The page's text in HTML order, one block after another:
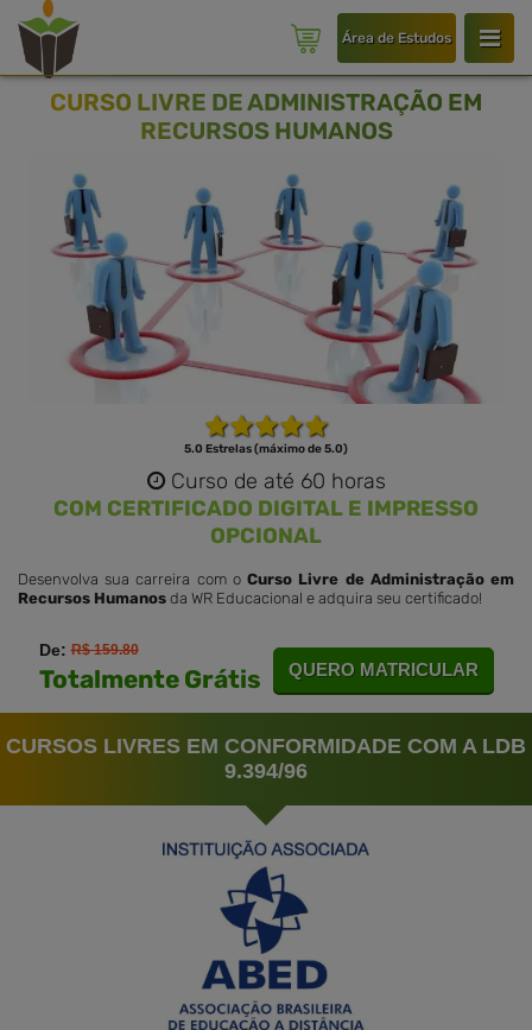
Área de Estudos
CURSO LIVRE DE ADMINISTRAÇÃO EM
RECURSOS HUMANOS
5.0 Estrelas (máximo de 5.0)
Curso de até 60 horas
COM CERTIFICADO DIGITAL E IMPRESSO
OPCIONAL
Desenvolva sua carreira com oCurso Livre de Administração em
Recursos Humanos da WR Educacional e adquira seu certificado!
De:R$ 159.80
Totalmente Grátis QUERO MATRICULAR
CURSOS LIVRES EM CONFORMIDADE COM A LDB
9.394/96